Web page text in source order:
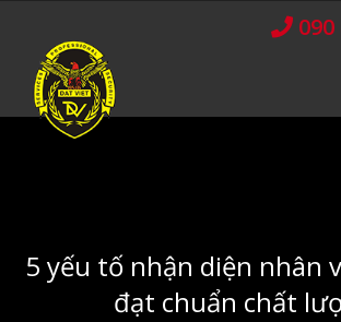
090
5 yếu tố nhận diện nhân
đạt chuẩn chất